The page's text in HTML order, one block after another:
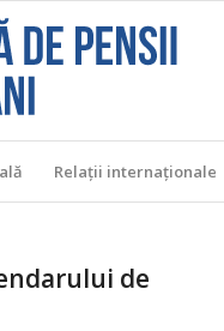
Relații internaţionale
de